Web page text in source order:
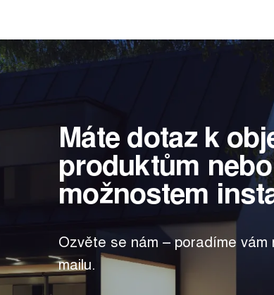
Máte dotaz k
produktům nebo
možnostem
Ozvěte se nám – poradíme vám
mailu.